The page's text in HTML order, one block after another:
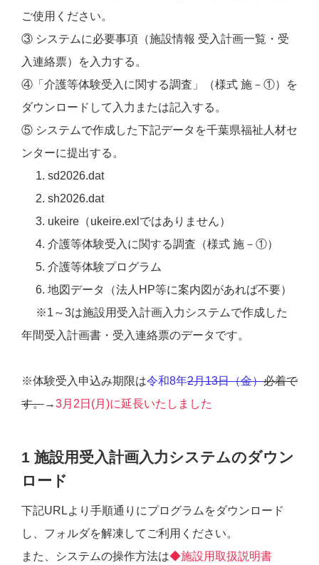
ご使用ください。
③ システムに必要事項（施設情報 受入計画一覧・受
入連絡票）を入力する。
④「介護等体験受入に関する調査」（様式 施－①）を
ダウンロードして入力または記入する。
⑤ システムで作成した下記データを千葉県福祉人材セ
ンターに提出する。
1. sd2026.dat
2. sh2026.dat
3. ukeire（ukeire.exlではありません）
4. 介護等体験受入に関する調査（様式 施－①）
5. 介護等体験プログラム
6. 地図データ（法人HP等に案内図があれば不要）
※1～3は施設用受入計画入力システムで作成した
年間受入計画書・受入連絡票のデータです。
※体験受入申込み期限は令和8年2月13日（金）必着で
す。→3月2日(月)に延長いたしました
1 施設用受入計画入力システムのダウン
ロード
下記URLより手順通りにプログラムをダウンロード
し、フォルダを解凍してご利用ください。
また、システムの操作方法は◆施設用取扱説明書